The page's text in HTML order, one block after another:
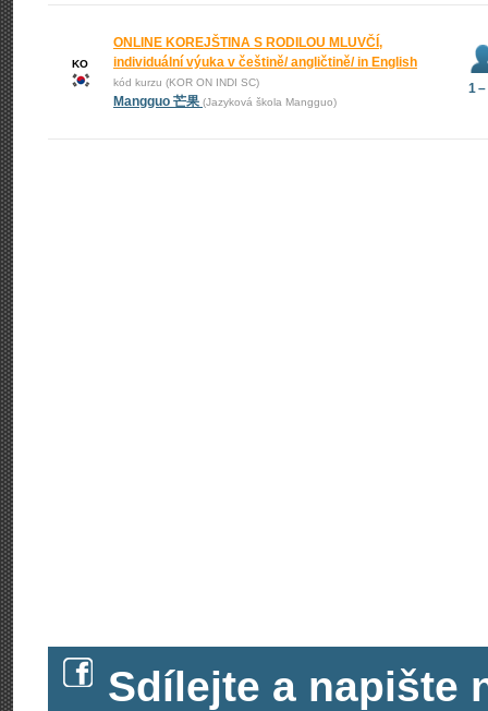
KO
ONLINE KOREJŠTINA S RODILOU MLUVČÍ,
individuální výuka v češtině/ angličtině/ in English
kód kurzu (KOR ON INDI SC)
Mangguo 芒果 (Jazyková škola Mangguo)
1
Sdílejte a napište